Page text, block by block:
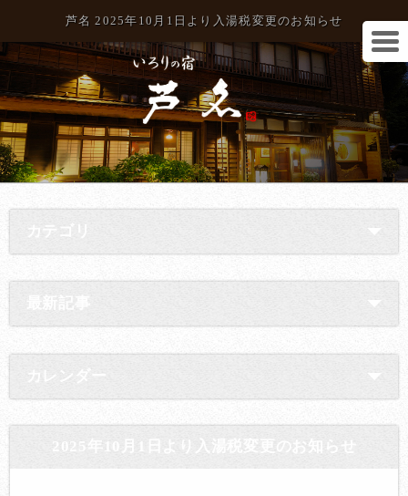
芦名 2025年10月1日より入湯税変更のお知らせ
カテゴリ
最新記事
カレンダー
2025年10月1日より入湯税変更のお知らせ